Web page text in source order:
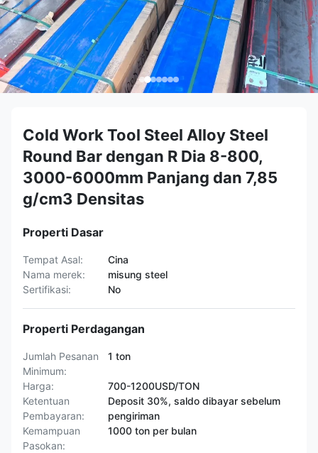
Cold Work Tool Steel Alloy Steel
Round Bar dengan R Dia 8-800,
3000-6000mm Panjang dan 7,85
g/cm3 Densitas
Properti Dasar
Tempat Asal:
Cina
Nama merek:
misung steel
Sertifikasi:
No
Properti Perdagangan
Jumlah Pesanan
Minimum:
1 ton
Harga:
700-1200USD/TON
Ketentuan
Pembayaran:
Deposit 30%, saldo dibayar sebelum
pengiriman
Kemampuan
Pasokan:
1000 ton per bulan